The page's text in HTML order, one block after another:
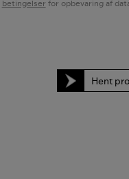
betingelser for opbevaring af